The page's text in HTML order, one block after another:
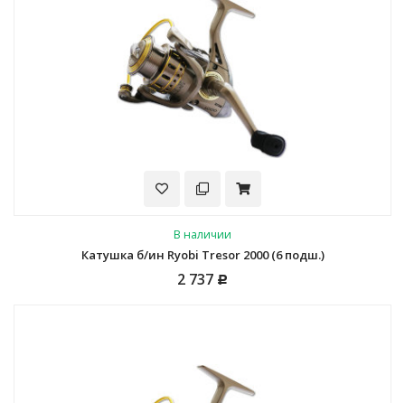
В наличии
Катушка б/ин Ryobi Tresor 2000 (6 подш.)
2 737 Р